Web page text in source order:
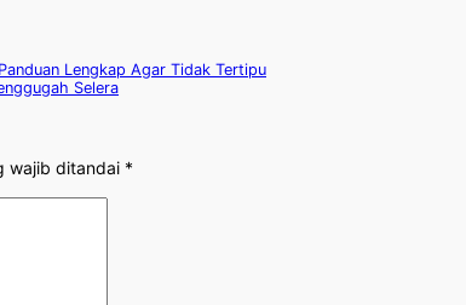
Lengkap Agar Tidak Tertipu
Selera
wajib ditandai *